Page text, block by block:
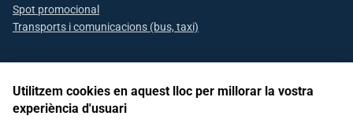
Spot promocional
Transports i comunicacions (bus, taxi)
Segueix-nos a les xarxes socials
Utilitzem cookies en aquest lloc per millorar la vostra
experiència d'usuari